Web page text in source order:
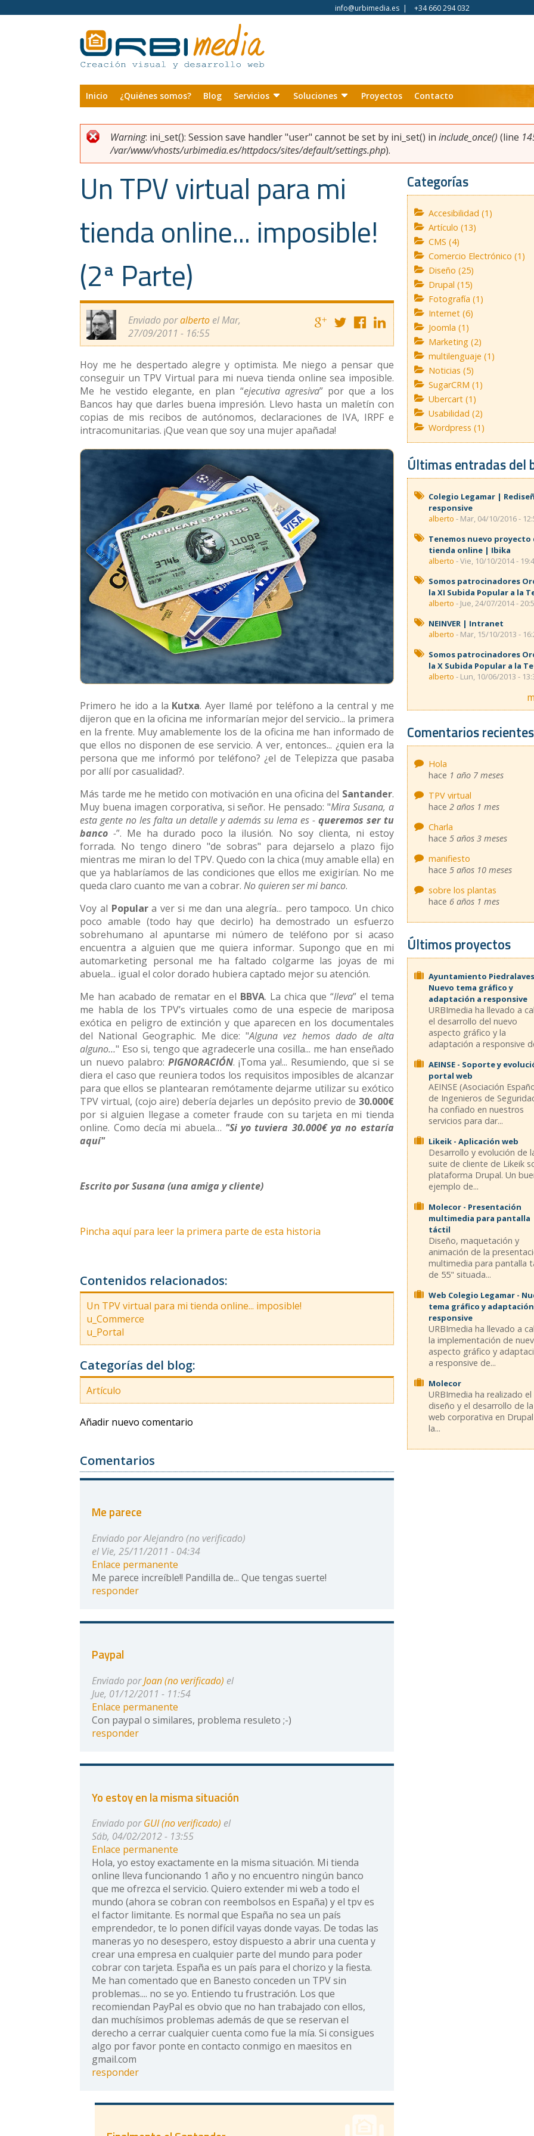
Pasar al contenido principal
Inicio ¿Quiénes somos? Blog Servicios Soluciones Proyectos Contacto
info@urbimedia.es | +34 660 294 032
Usted está aquí
Mensaje de error
Warning: ini_set(): Session save handler "user" cannot be set by ini_set() ininclude_once() (line
/var/www/vhosts/urbimedia.es/httpdocs/sites/default/settings.php).
Un TPV virtual para mi
tienda online... imposible!
(2ª Parte)
Enviado poralberto el Mar,
27/09/2011 - 16:55
Hoy me he despertado alegre y optimista. Me niego a pensar que
conseguir un TPV Virtual para mi nueva tienda online sea imposible.
Me he vestido elegante, en plan “ejecutiva agresiva” por que a los
Bancos hay que darles buena impresión. Llevo hasta un maletín con
copias de mis recibos de autónomos, declaraciones de IVA, IRPF e
intracomunitarias. ¡Que vean que soy una mujer apañada!
Primero he ido a la Kutxa. Ayer llamé por teléfono a la central y me
dijeron que en la oficina me informarían mejor del servicio... la primera
en la frente. Muy amablemente los de la oficina me han informado de
que ellos no disponen de ese servicio. A ver, entonces... ¿quien era la
persona que me informó por teléfono? ¿el de Telepizza que pasaba
por allí por casualidad?.
Más tarde me he metido con motivación en una oficina del Santander.
Muy buena imagen corporativa, si señor. He pensado: "Mira Susana, a
esta gente no les falta un detalle y además su lema es - queremos ser tu
banco -”. Me ha durado poco la ilusión. No soy clienta, ni estoy
forrada. No tengo dinero "de sobras" para dejarselo a plazo fijo
mientras me miran lo del TPV. Quedo con la chica (muy amable ella) en
que ya hablaríamos de las condiciones que ellos me exigirían. No me
queda claro cuanto me van a cobrar.No quieren ser mi banco.
Voy al Populara ver si me dan una alegría... pero tampoco. Un chico
poco amable (todo hay que decirlo) ha demostrado un esfuerzo
sobrehumano al apuntarse mi número de teléfono por si acaso
encuentra a alguien que me quiera informar. Supongo que en mi
automarketing personal me ha faltado colgarme las joyas de mi
abuela... igual el color dorado hubiera captado mejor su atención.
Me han acabado de rematar en el BBVA. La chica que “lleva” el tema
me habla de los TPV’s virtuales como de una especie de mariposa
exótica en peligro de extinción y que aparecen en los documentales
del National Geographic. Me dice: "Alguna vez hemos dado de alta
alguno…" Eso si, tengo que agradecerle una cosilla... me han enseñado
un nuevo palabro: PIGNORACIÓN. ¡Toma ya!... Resumiendo, que si se
diera el caso que reuniera todos los requisitos imposibles de alcanzar
para que ellos se plantearan remótamente dejarme utilizar su exótico
TPV virtual, (cojo aire) debería dejarles un depósito previo de 30.000€
por si alguien llegase a cometer fraude con su tarjeta en mi tienda
online. Como decía mi abuela… "Si yo tuviera 30.000€ ya no estaría
aquí"
Escrito por Susana (una amiga y cliente)
Pincha aquí para leer la primera parte de esta historia
Contenidos relacionados:
Un TPV virtual para mi tienda online... imposible!
u_Commerce
u_Portal
Categorías del blog:
Artículo
Añadir nuevo comentario
Comentarios
Me parece
Enviado porAlejandro (no verificado)
el Vie, 25/11/2011 - 04:34
Enlace permanente
Me parece increíble!! Pandilla de... Que tengas suerte!
responder
Paypal
Enviado porJoan (no verificado) el
Jue, 01/12/2011 - 11:54
Enlace permanente
Con paypal o similares, problema resuleto ;-)
responder
Yo estoy en la misma situación
Enviado porGUI (no verificado) el
Sáb, 04/02/2012 - 13:55
Enlace permanente
Hola, yo estoy exactamente en la misma situación. Mi tienda
online lleva funcionando 1 año y no encuentro ningún banco
que me ofrezca el servicio. Quiero extender mi web a todo el
mundo (ahora se cobran con reembolsos en España) y el tpv es
el factor limitante. Es normal que España no sea un país
emprendedor, te lo ponen difícil vayas donde vayas. De todas las
maneras yo no desespero, estoy dispuesto a abrir una cuenta y
crear una empresa en cualquier parte del mundo para poder
cobrar con tarjeta. España es un país para el chorizo y la fiesta.
Me han comentado que en Banesto conceden un TPV sin
problemas.... no se yo. Entiendo tu frustración. Los que
recomiendan PayPal es obvio que no han trabajado con ellos,
dan muchísimos problemas además de que se reservan el
derecho a cerrar cualquier cuenta como fue la mía. Si consigues
algo por favor ponte en contacto conmigo en maesitos en
gmail.com
responder
Categorías
Accesibilidad (1)
Artículo (13)
CMS (4)
Comercio Electrónico (1)
Diseño (25)
Drupal (15)
Fotografía (1)
Internet (6)
Joomla (1)
Marketing (2)
multilenguaje (1)
Noticias (5)
SugarCRM (1)
Ubercart (1)
Usabilidad (2)
Wordpress (1)
Últimas entradas del
Colegio Legamar |
responsive
alberto - Mar, 04/10/2016 -
Tenemos nuevo proyecto
tienda online | Ibika
alberto - Vie, 10/10/2014 -
Somos patrocinadores
la XI Subida Popular a la
alberto - Jue, 24/07/2014 -
NEINVER | Intranet
alberto - Mar, 15/10/2013 -
Somos patrocinadores
la X Subida Popular a la
alberto - Lun, 10/06/2013 -
Comentarios recientes
Hola
hace 1 año 7 meses
TPV virtual
hace2 años 1 mes
Charla
hace5 años 3 meses
manifiesto
hace5 años 10 meses
sobre los plantas
hace 6 años 1 mes
Últimos proyectos
Ayuntamiento
Nuevo tema gráfico y
adaptación a responsive
URBImedia ha llevado a
el desarrollo del nuevo
aspecto gráfico y la
adaptación a responsive
AEINSE - Soporte y
portal web
AEINSE (Asociación
de Ingenieros de
ha confiado en nuestros
servicios para dar...
Likeik - Aplicación web
Desarrollo y evolución de
suite de cliente de Likeik
plataforma Drupal. Un
ejemplo de...
Molecor - Presentación
multimedia para pantalla
táctil
Diseño, maquetación y
animación de la
multimedia para pantalla
de 55" situada...
Web Colegio Legamar -
tema gráfico y
responsive
URBImedia ha llevado a
la implementación de
aspecto gráfico y
a responsive de...
Molecor
URBImedia ha realizado el
diseño y el desarrollo de la
web corporativa en
la...